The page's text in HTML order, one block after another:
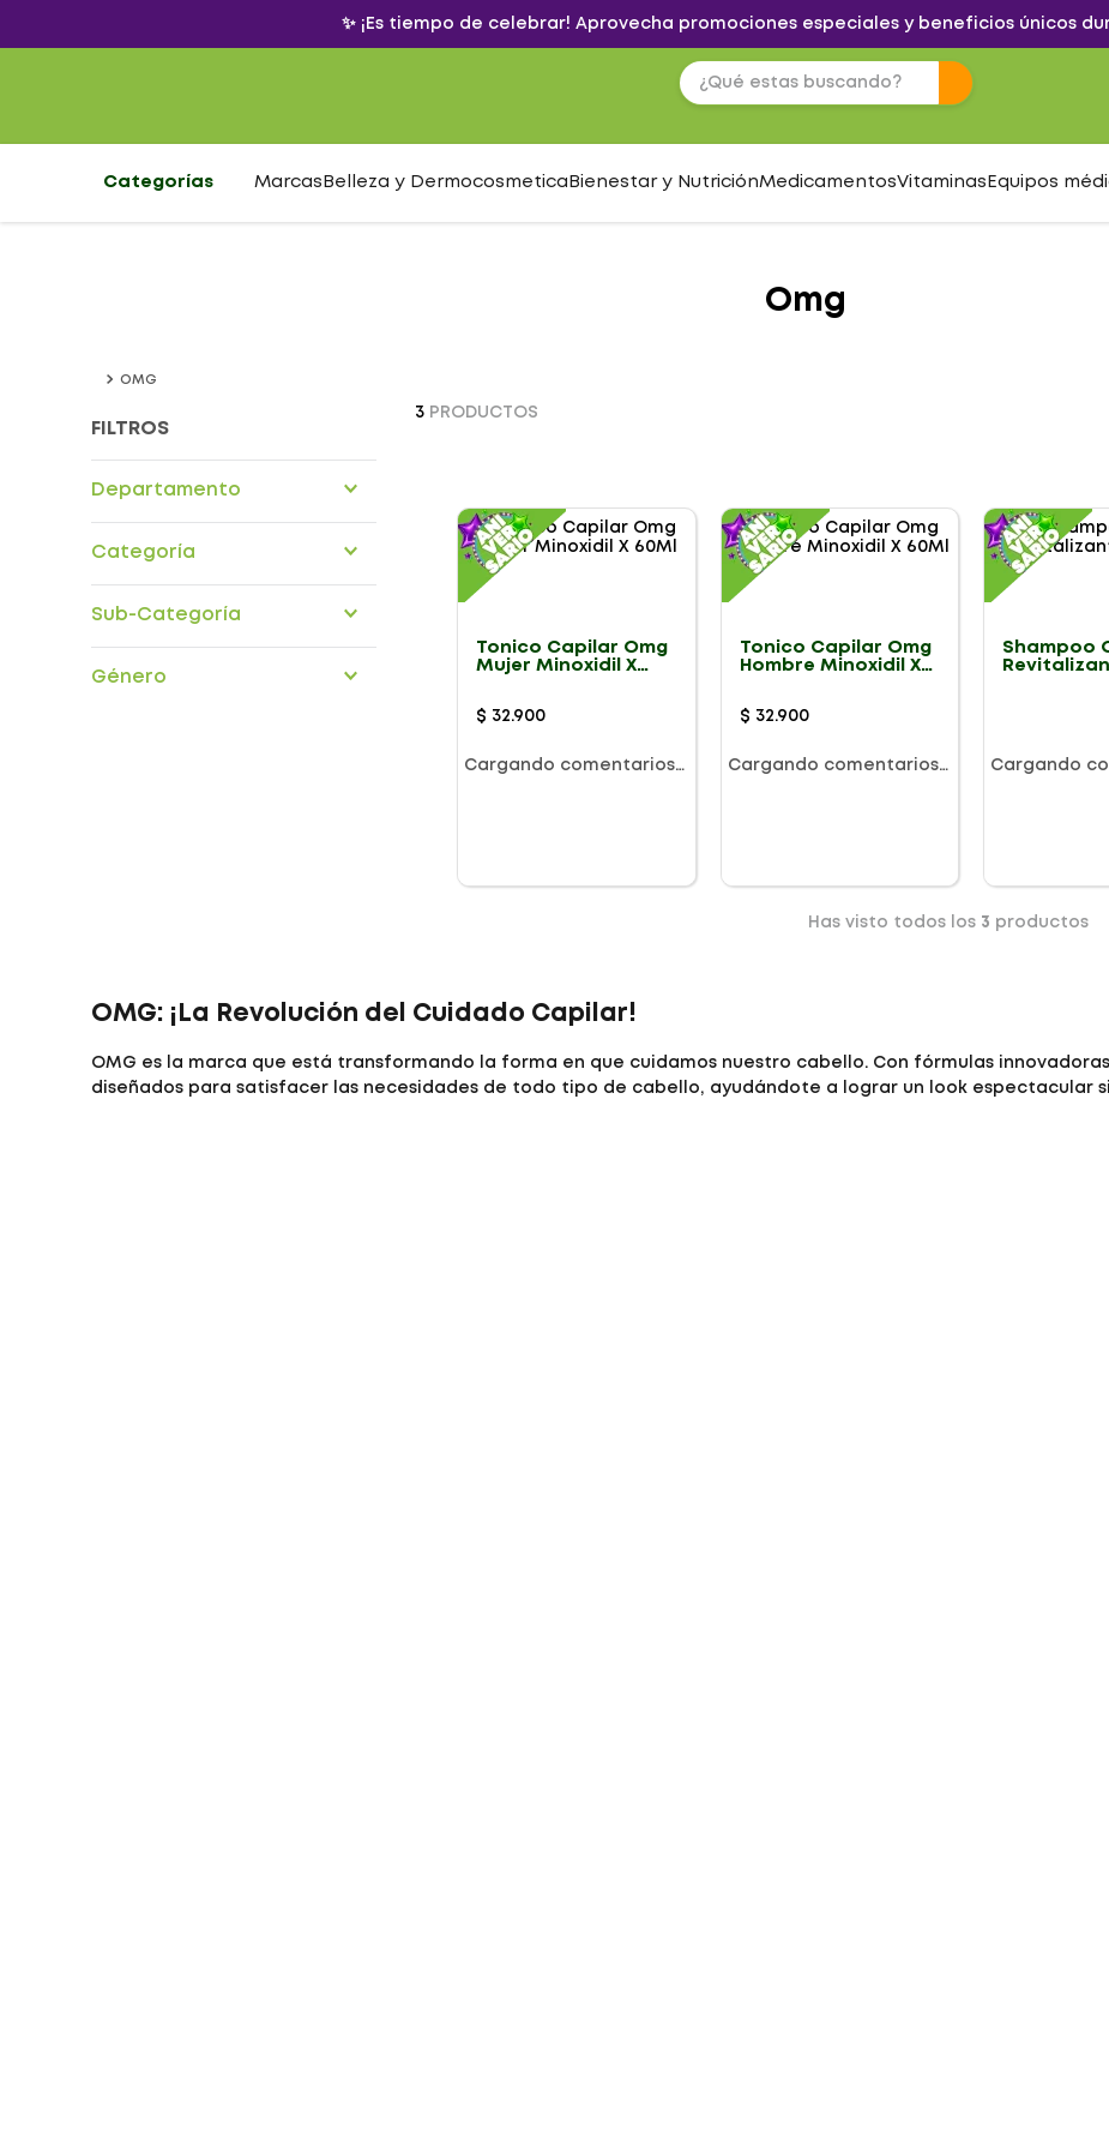
✨ ¡Es tiempo de celebrar! Aprovecha promociones especiales y beneficios únicos
Categorías Marcas Belleza y Dermocosmetica Bienestar y NutriciónMedicamentosVitaminas Equipos
Omg
OMG
FILTROS
Departamento
Categoría
Sub-Categoría
Tratamientos Capilares
Género
3 PRODUCTOS
Tonico Capilar Omg
Mujer Minoxidil X
$ 32.900
Cargando comentarios…
Tonico Capilar Omg
Hombre Minoxidil X
$ 32.900
Cargando comentarios…
Shampoo
Cargando
Has visto todos los 3 productos
OMG: ¡La Revolución del Cuidado Capilar!
OMG es la marca que está transformando la forma en que cuidamos nuestro cabello. Con fórmulas
diseñados para satisfacer las necesidades de todo tipo de cabello, ayudándote a lograr un look espectacular